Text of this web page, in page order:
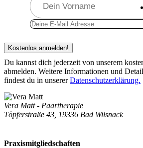
Du kannst dich jederzeit von unserem
abmelden. Weitere Informationen und
findest du in unsererDatenschutzerklärung.
Vera Matt - Paartherapie
Töpferstraße 43, 19336 Bad Wilsnack
Praxismitgliedschaften